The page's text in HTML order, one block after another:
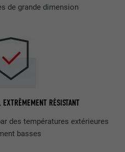
de grande dimension
EXTRÊMEMENT RÉSISTANT
des températures extérieures
basses